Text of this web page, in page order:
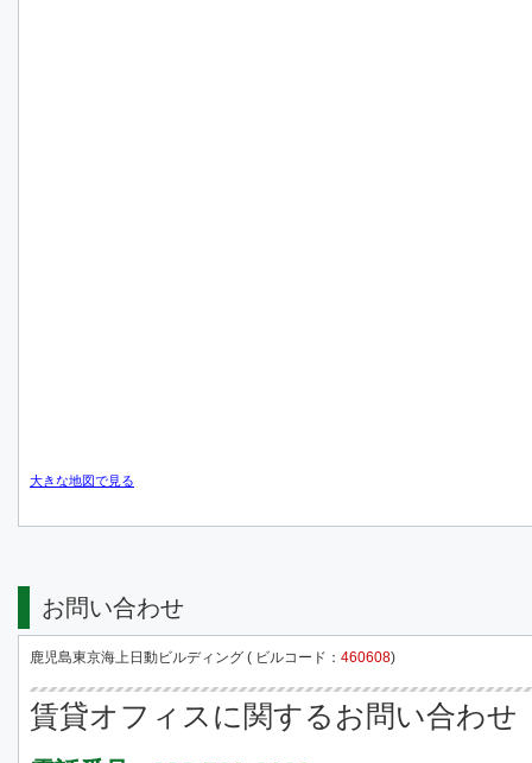
大きな地図で見る
お問い合わせ
鹿児島東京海上日動ビルディング ( ビルコード： 460608)
賃貸オフィスに関するお問い合わせ